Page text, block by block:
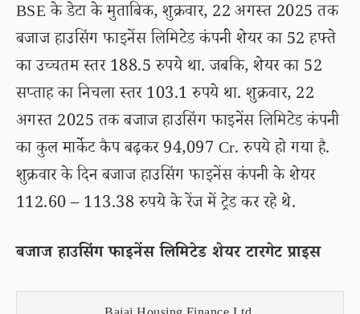
BSE के डेटा के मुताबिक, शुक्रवार, 22 अगस्त 2025 तक
बजाज हाउसिंग फाइनेंस लिमिटेड कंपनी शेयर का 52 हफ्ते
का उच्चतम स्तर 188.5 रुपये था. जबकि, शेयर का 52
सप्ताह का निचला स्तर 103.1 रुपये था. शुक्रवार, 22
अगस्त 2025 तक बजाज हाउसिंग फाइनेंस लिमिटेड कंपनी
का कुल मार्केट कैप बढ़कर 94,097 Cr. रुपये हो गया है.
शुक्रवार के दिन बजाज हाउसिंग फाइनेंस कंपनी के शेयर
112.60 – 113.38 रुपये के रेंज में ट्रेड कर रहे थे.
बजाज हाउसिंग फाइनेंस लिमिटेड शेयर टारगेट प्राइस